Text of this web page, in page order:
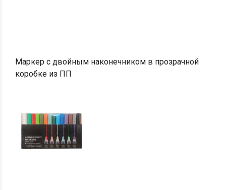
Маркер с двойным наконечником в прозрачной
коробке из ПП